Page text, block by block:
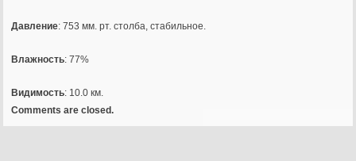
Давление: 753 мм. рт. столба, стабильное.
Влажность: 77%
Видимость: 10.0 км.
Comments are closed.